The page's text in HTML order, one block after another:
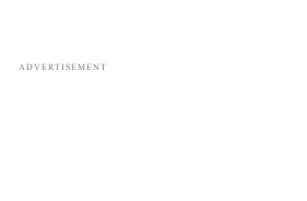
ADVERTISEMENT